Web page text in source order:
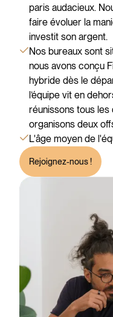
paris audacieux.
faire évoluer la
investit son argent.
Nos bureaux sont
nous avons conçu
hybride dès le
l’équipe vit en
réunissons tous les
organisons deux
L'âge moyen de
Rejoignez-nous !